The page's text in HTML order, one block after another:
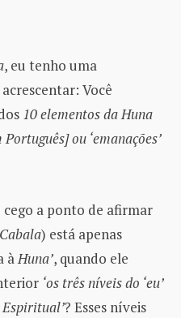
, eu tenho uma
Você
10 elementos da Huna
ou ‘emanações’
a ponto de afirmar
Cabala) está apenas
àHuna’, quando ele
‘os três níveis do ‘eu’
? Esses níveis